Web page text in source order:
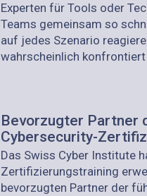
Experten für Tools oder
Teams gemeinsam so
auf jedes Szenario
wahrscheinlich
Bevorzugter Partner
Cybersecurity-
Das Swiss Cyber Institute
Zertifizierungstraining
bevorzugten Partner der